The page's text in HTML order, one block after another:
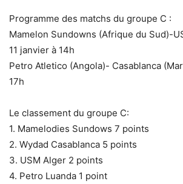
Programme des matchs du groupe C :
Mamelon Sundowns (Afrique du Sud)-
11 janvier à 14h
Petro Atletico (Angola)- Casablanca
17h
Le classement du groupe C:
1. Mamelodies Sundows 7 points
2. Wydad Casablanca 5 points
3. USM Alger 2 points
4. Petro Luanda 1 point